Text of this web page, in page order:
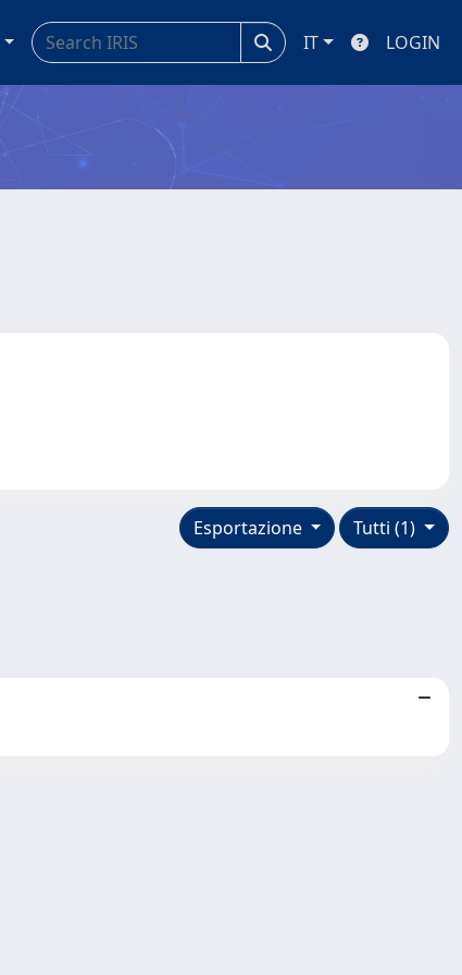
IT LOGIN
Tutti (1)
Esportazione